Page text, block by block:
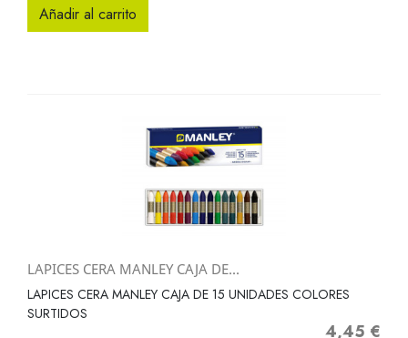
Añadir al carrito
LAPICES CERA MANLEY CAJA DE...
LAPICES CERA MANLEY CAJA DE 15 UNIDADES COLORES
SURTIDOS
Precio
4,45 €